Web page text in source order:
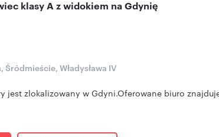
klasy A z widokiem na Gdynię
Władysława IV
jest zlokalizowany w Gdyni.Oferowane biuro